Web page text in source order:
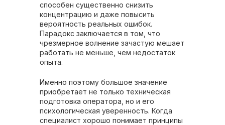
способен существенно снизить
концентрацию и даже повысить
вероятность реальных ошибок.
Парадокс заключается в том, что
чрезмерное волнение зачастую мешает
работать не меньше, чем недостаток
опыта.
Именно поэтому большое значение
приобретает не только техническая
подготовка оператора, но и его
психологическая уверенность. Когда
специалист хорошо понимает принципы